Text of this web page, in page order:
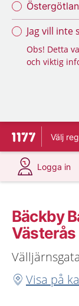
Jag vill
Obs! Detta
och viktig
Till startsidan
Välj
Logga in
på
Bäckby
Västerås
Visa på